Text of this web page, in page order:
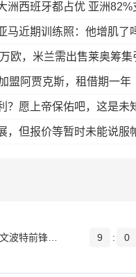
洲西班牙都占优 亚洲82%
近期训练照：他增肌了
欧，米兰需出售莱奥筹集
盟阿贾克斯，租借期一年
？愿上帝保佑吧，这是未
，但报价等暂时未能说服
9 : 0